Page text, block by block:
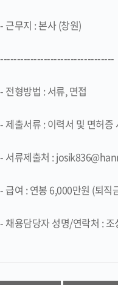
- 근무지 : 본사 (창원)
----------------------------------
- 전형방법 : 서류, 면접
- 제출서류 : 이력서 및 면허증
- 서류제출처 :
- 급여 : 연봉 6,000만원 (퇴직
- 채용담당자 성명/연락처 :